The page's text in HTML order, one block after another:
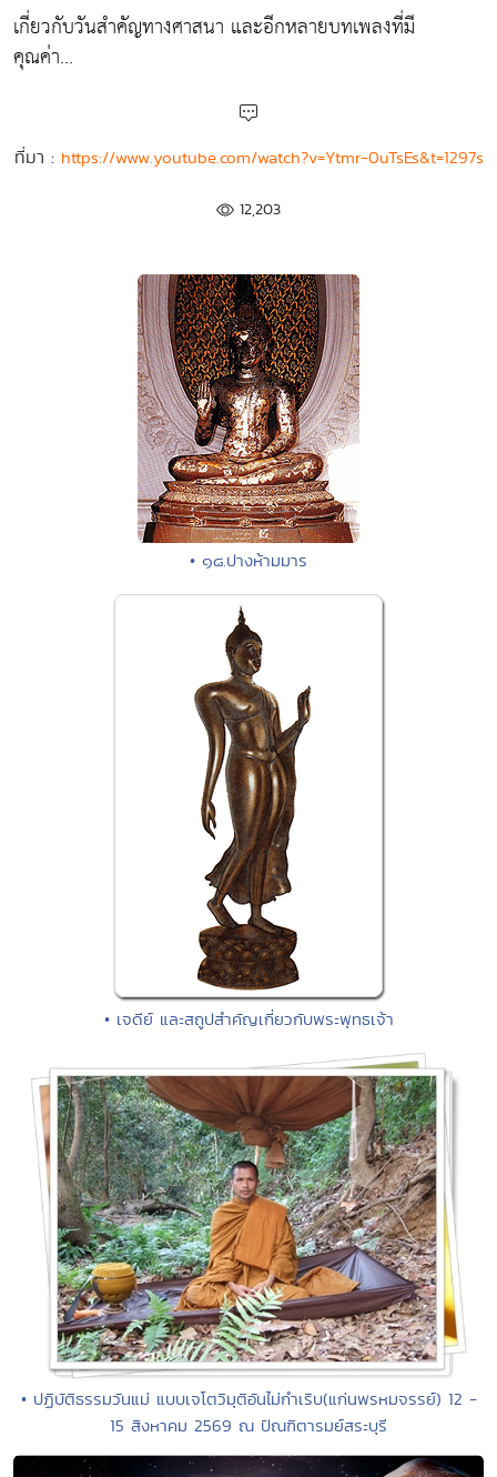
เกี่ยวกับวันสำคัญทางศาสนา และอีกหลายบทเพลงที่มี
คุณค่า...
ที่มา : https://www.youtube.com/watch?v=Ytmr-0uTsEs&t=1297s
12,203
• ๑๘.ปางห้ามมาร
• เจดีย์ และสถูปสำคัญเกี่ยวกับพระพุทธเจ้า
• ปฏิบัติธรรมวันแม่ แบบเจโตวิมุติอันไม่กำเริบ(แก่นพรหมจรรย์) 12 -
15 สิงหาคม 2569 ณ ปัณฑิตารมย์สระบุรี